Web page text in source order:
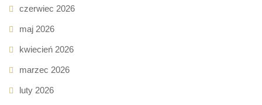
czerwiec 2026
maj 2026
kwiecień 2026
marzec 2026
luty 2026